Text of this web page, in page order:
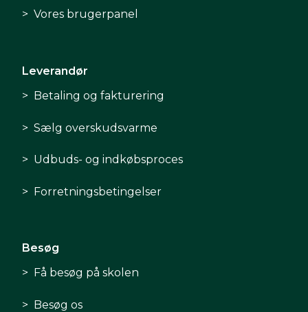
Vores brugerpanel
Leverandør
Betaling og fakturering
Sælg overskudsvarme
Udbuds- og indkøbsproces
Forretningsbetingelser
Besøg
Få besøg på skolen
Besøg os